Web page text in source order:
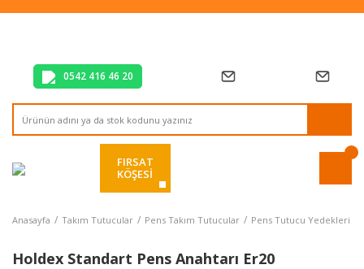
Tüm Alışverişlerde Vade Farksız 2 Taksit!
0542 416 46 20
FIRSAT
KÖŞESİ
Anasayfa Takım Tutucular Pens Takım Tutucular Pens Tutucu Yedekleri
Holdex Standart Pens Anahtarı Er20